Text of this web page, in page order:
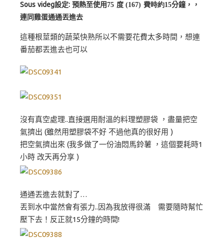
Sous videg設定: 預熱至使用75 度 (167) 費時約15分鐘，
，
連同雞蛋通通丟進去
這種根莖類的蔬菜快熟所以不需要花費太多時間，想連
番茄都丟進去也可以
沒有真空處理..直接選用耐溫的料理塑膠袋 ，盡量把空
氣擠出 (雖然用塑膠袋不好 不過他真的很好用 )
把空氣擠出來 (我多做了一份油悶馬鈴薯 ，這個要耗時1
小時 改天再分享 )
通通丟進去就對了…
丟到水中當然會有張力..因為我放得很滿 需要隨時幫忙
壓下去！反正就15分鐘的時間!